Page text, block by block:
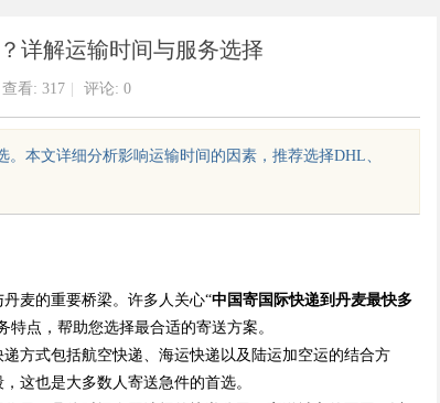
详解运输时间与服务选择
查看: 317 评论: 0
本文详细分析影响运输时间的因素，推荐选择DHL、
麦的重要桥梁。许多人关心“中国寄国际快递到丹麦最快多
点，帮助您选择最合适的寄送方案。
方式包括航空快递、海运快递以及陆运加空运的结合方
这也是大多数人寄送急件的首选。